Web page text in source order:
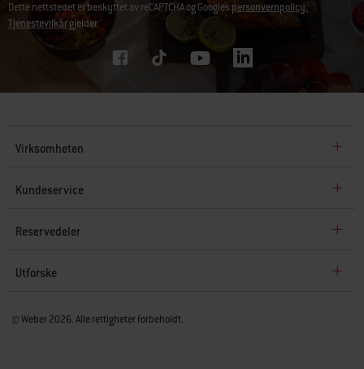
Dette nettstedet er beskyttet av reCAPTCHA og Googlespersonvernpolicy.
Tjenestevilkårgjelder.
Virksomheten
Kundeservice
Reservedeler
Utforske
© Weber 2026. Alle rettigheter forbeholdt.